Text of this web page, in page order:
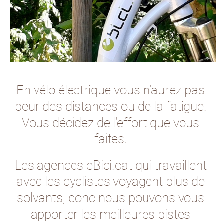
En vélo électrique vous n'aurez pas
peur des distances ou de la fatigue.
Vous décidez de l'effort que vous
faites.
Les agences eBici.cat qui travaillent
avec les cyclistes voyagent plus de
solvants, donc nous pouvons vous
apporter les meilleures pistes